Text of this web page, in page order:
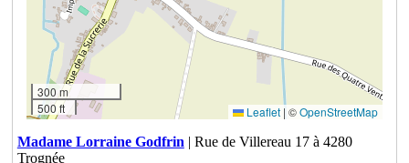
300 m
500 ft
Leaflet | ©OpenStreetMap
Madame Lorraine Godfrin | Rue de Villereau 17 à 4280
Trognée